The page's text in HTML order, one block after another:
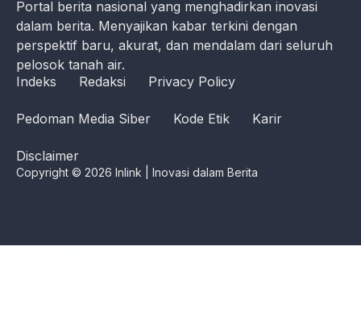
Portal berita nasional yang menghadirkan inovasi
dalam berita. Menyajikan kabar terkini dengan
perspektif baru, akurat, dan mendalam dari seluruh
pelosok tanah air.
Indeks
Redaksi Privacy Policy
Pedoman Media Siber Kode Etik Karir
Disclaimer
Copyright © 2026 Inlink | Inovasi dalam Berita